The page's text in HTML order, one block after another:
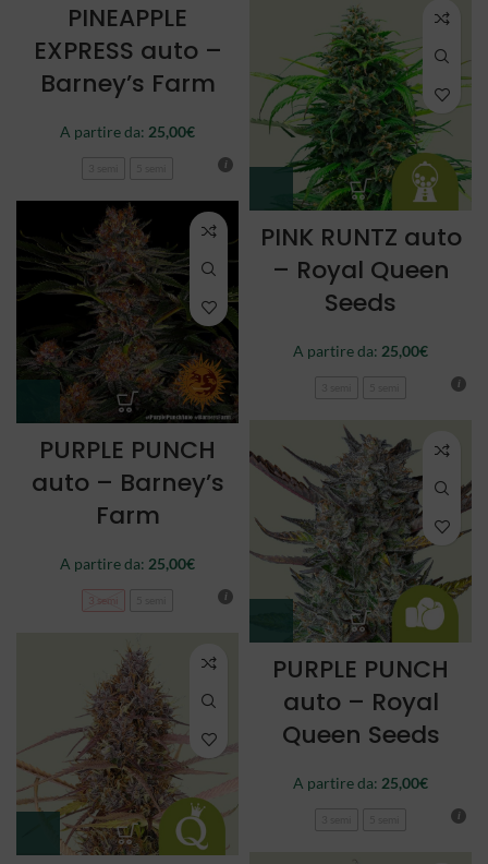
PINEAPPLE
EXPRESS auto –
Barney’s Farm
A partire da: 25,00€
PINK RUNTZ auto
– Royal Queen
Seeds
A partire da: 25,00€
PURPLE PUNCH
auto – Barney’s
Farm
A partire da: 25,00€
3 semi
PURPLE PUNCH
auto – Royal
Queen Seeds
A partire da: 25,00€